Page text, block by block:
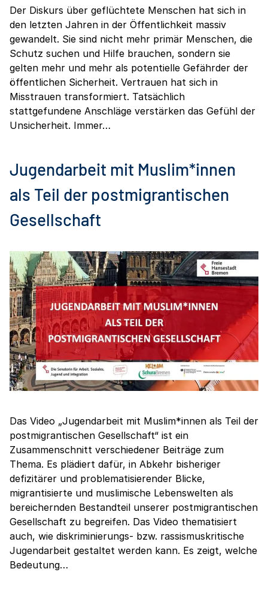
Der Diskurs über geflüchtete Menschen hat sich in
den letzten Jahren in der Öffentlichkeit massiv
gewandelt. Sie sind nicht mehr primär Menschen, die
Schutz suchen und Hilfe brauchen, sondern sie
gelten mehr und mehr als potentielle Gefährder der
öffentlichen Sicherheit. Vertrauen hat sich in
Misstrauen transformiert. Tatsächlich
stattgefundene Anschläge verstärken das Gefühl der
Unsicherheit. Immer…
Jugendarbeit mit Muslim*innen
als Teil der postmigrantischen
Gesellschaft
Das Video „Jugendarbeit mit Muslim*innen als Teil der
postmigrantischen Gesellschaft“ ist ein
Zusammenschnitt verschiedener Beiträge zum
Thema. Es plädiert dafür, in Abkehr bisheriger
defizitärer und problematisierender Blicke,
migrantisierte und muslimische Lebenswelten als
bereichernden Bestandteil unserer postmigrantischen
Gesellschaft zu begreifen. Das Video thematisiert
auch, wie diskriminierungs- bzw. rassismuskritische
Jugendarbeit gestaltet werden kann. Es zeigt, welche
Bedeutung…